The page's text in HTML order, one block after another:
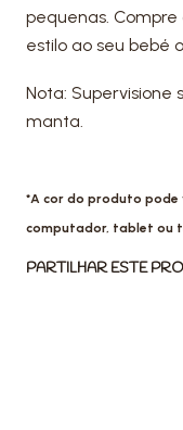
pequenas.
estilo ao seu bebé
Nota: Supervisione
manta.
*A cor do produto
computador, tablet ou
PARTILHAR ESTE